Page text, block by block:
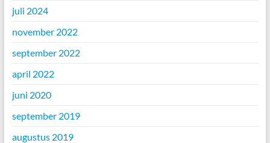
juli 2024
november 2022
september 2022
april 2022
juni 2020
september 2019
augustus 2019